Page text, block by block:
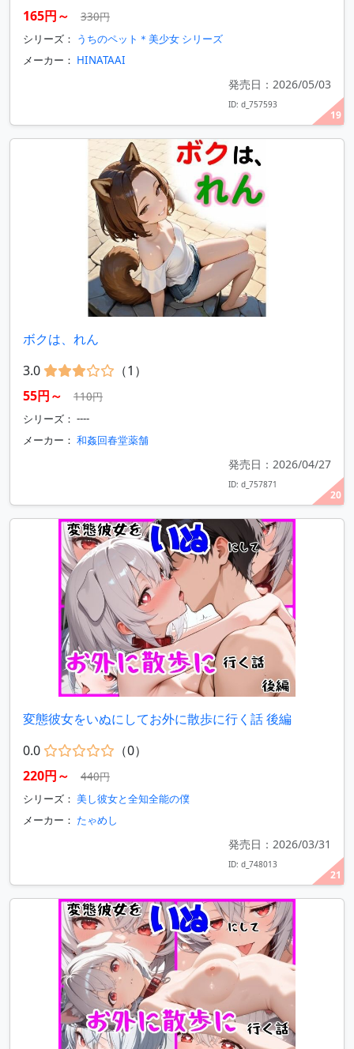
19
165円～
330円
シリーズ： うちのペット＊美少女 シリーズ
メーカー： HINATAAI
発売日：2026/05/03
ID: d_757593
20
ボクは、れん
3.0
（1）
55円～
110円
シリーズ： ----
メーカー： 和姦回春堂薬舗
発売日：2026/04/27
ID: d_757871
21
変態彼女をいぬにしてお外に散歩に行く話 後編
0.0
（0）
220円～
440円
シリーズ： 美し彼女と全知全能の僕
メーカー： たゃめし
発売日：2026/03/31
ID: d_748013